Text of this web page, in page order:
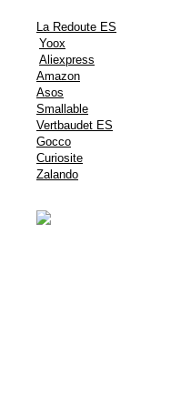
La Redoute ES
Yoox
Aliexpress
Amazon
Asos
Smallable
Vertbaudet ES
Gocco
Curiosite
Zalando